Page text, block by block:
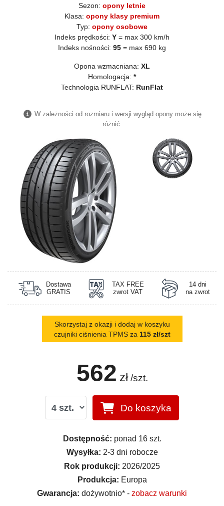
Sezon: opony letnie
Klasa: opony klasy premium
Typ: opony osobowe
Indeks prędkości: Y = max 300 km/h
Indeks nośności: 95 = max 690 kg
Opona wzmacniana: XL
Homologacja: *
Technologia RUNFLAT: RunFlat
W zależności od rozmiaru i wersji wygląd opony może się
różnić.
Dostawa
GRATIS
TAX FREE
zwrot VAT
14 dni
na zwrot
Skorzystaj z okazji i dodaj w koszyku
czujniki ciśnienia TPMS za 115 zł/szt
562 zł /szt.
Do koszyka
Dostępność: ponad 16 szt.
Wysyłka: 2-3 dni robocze
Rok produkcji: 2026/2025
Produkcja: Europa
Gwarancja: dożywotnio* - zobacz warunki